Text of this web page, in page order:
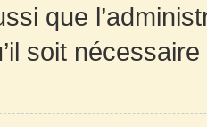
que
soit